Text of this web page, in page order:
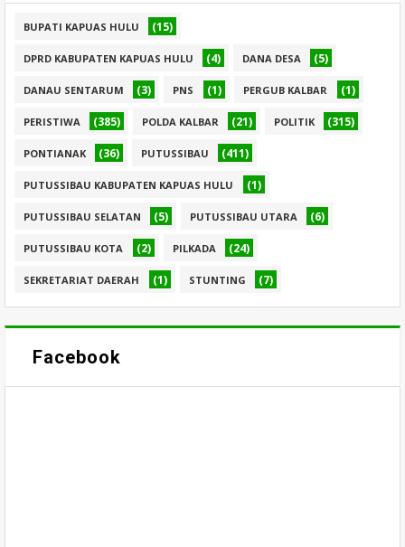
BUPATI KAPUAS HULU (15)
DPRD KABUPATEN KAPUAS HULU (4) DANA DESA (5)
DANAU SENTARUM (3) PNS (1) PERGUB KALBAR (1)
PERISTIWA (385) POLDA KALBAR (21) POLITIK (315)
PONTIANAK (36) PUTUSSIBAU (411)
PUTUSSIBAU KABUPATEN KAPUAS HULU (1)
PUTUSSIBAU SELATAN (5) PUTUSSIBAU UTARA (6)
PUTUSSIBAU KOTA (2) PILKADA (24)
SEKRETARIAT DAERAH (1) STUNTING (7)
Facebook